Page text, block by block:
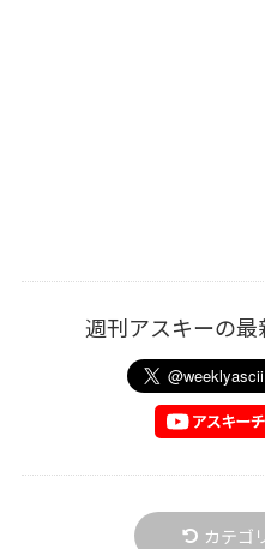
週刊アスキーの
カテゴ